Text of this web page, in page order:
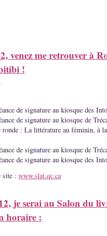
venez me retrouver à
!
de signature au kiosque des
de signature au kiosque de
: La littérature au féminin, à
de signature au kiosque de
de signature au kiosque des
site : www.slat.qc.ca
je serai au Salon du
horaire :